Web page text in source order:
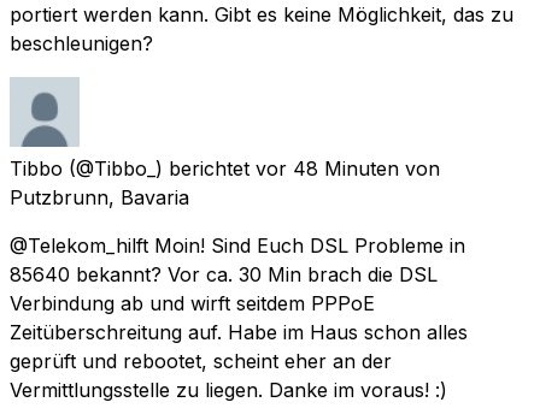
portiert werden kann. Gibt es keine Möglichkeit, das zu
beschleunigen?
Tibbo (@Tibbo_) berichtet vor 48 Minuten von
Putzbrunn, Bavaria
@Telekom_hilft Moin! Sind Euch DSL Probleme in
85640 bekannt? Vor ca. 30 Min brach die DSL
Verbindung ab und wirft seitdem PPPoE
Zeitüberschreitung auf. Habe im Haus schon alles
geprüft und rebootet, scheint eher an der
Vermittlungsstelle zu liegen. Danke im voraus! :)